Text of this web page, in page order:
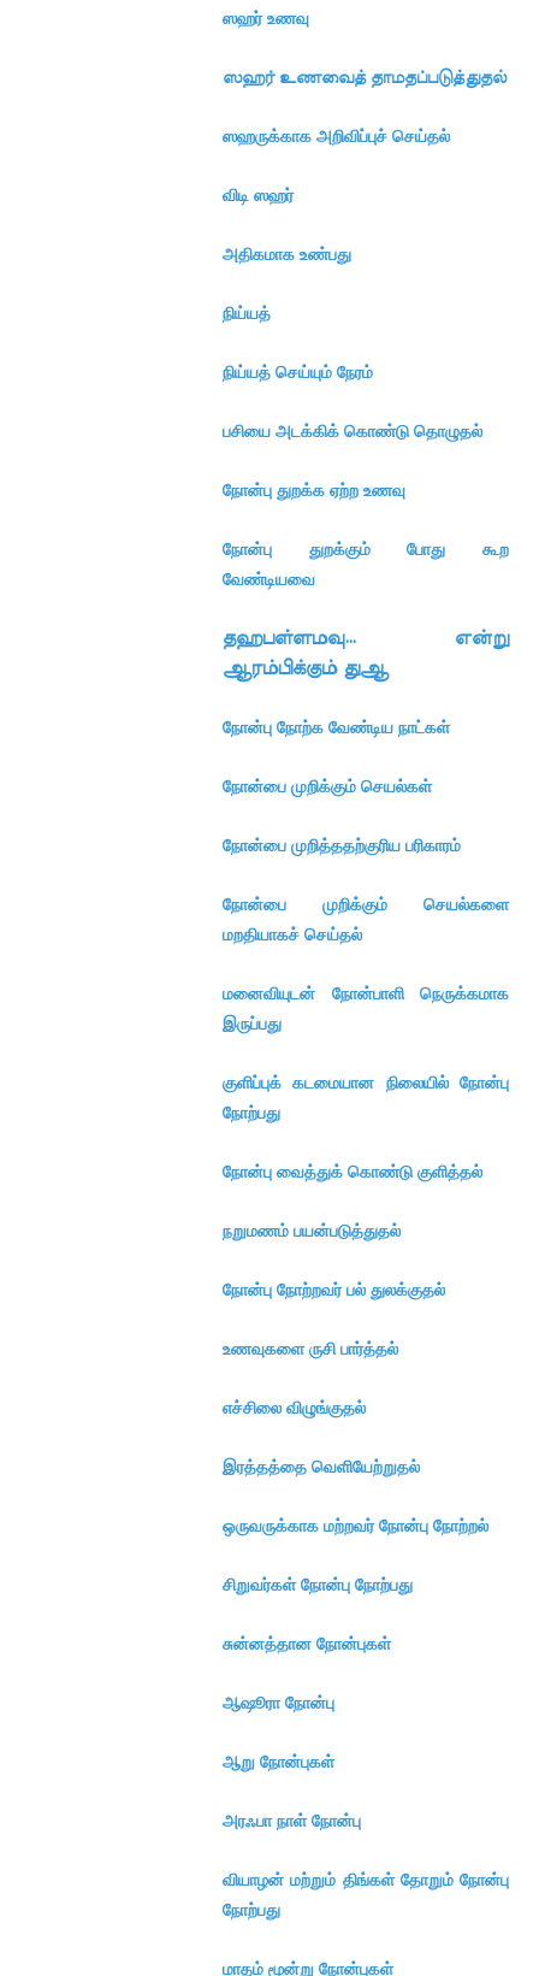
ஸஹர் உணவு
ஸஹர் உணவைத் தாமதப்படுத்துதல்
ஸஹருக்காக அறிவிப்புச் செய்தல்
விடி ஸஹர்
அதிகமாக உண்பது
நிய்யத்
நிய்யத் செய்யும் நேரம்
பசியை அடக்கிக் கொண்டு தொழுதல்
நோன்பு துறக்க ஏற்ற உணவு
நோன்பு துறக்கும் போது கூற
வேண்டியவை
தஹபள்ளமவு… என்று
ஆரம்பிக்கும் துஆ
நோன்பு நோற்க வேண்டிய நாட்கள்
நோன்பை முறிக்கும் செயல்கள்
நோன்பை முறித்ததற்குரிய பரிகாரம்
நோன்பை முறிக்கும் செயல்களை
மறதியாகச் செய்தல்
மனைவியுடன் நோன்பாளி நெருக்கமாக
இருப்பது
குளிப்புக் கடமையான நிலையில் நோன்பு
நோற்பது
நோன்பு வைத்துக் கொண்டு குளித்தல்
நறுமணம் பயன்படுத்துதல்
நோன்பு நோற்றவர் பல் துலக்குதல்
உணவுகளை ருசி பார்த்தல்
எச்சிலை விழுங்குதல்
இரத்தத்தை வெளியேற்றுதல்
ஒருவருக்காக மற்றவர் நோன்பு நோற்றல்
சிறுவர்கள் நோன்பு நோற்பது
சுன்னத்தான நோன்புகள்
ஆஷூரா நோன்பு
ஆறு நோன்புகள்
அரஃபா நாள் நோன்பு
வியாழன் மற்றும் திங்கள் தோறும் நோன்பு
நோற்பது
மாதம் மூன்று நோன்புகள்